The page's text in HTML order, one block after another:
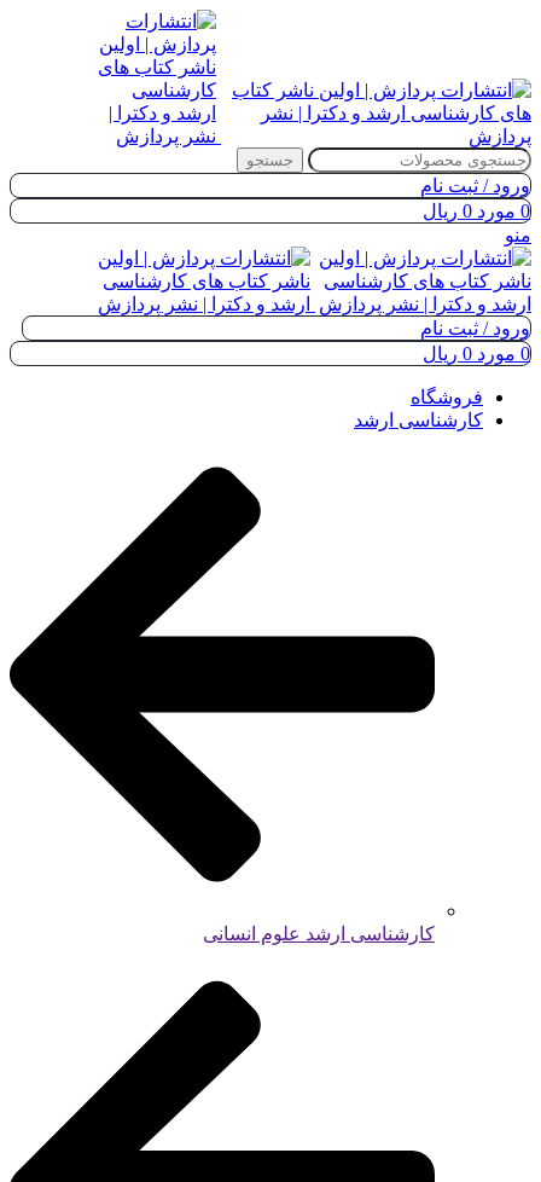
جستجو
ورود / ثبت نام
0 مورد 0 ریال
منو
ورود / ثبت نام
0 مورد 0 ریال
فروشگاه
کارشناسی ارشد
کارشناسی ارشد علوم انسانی